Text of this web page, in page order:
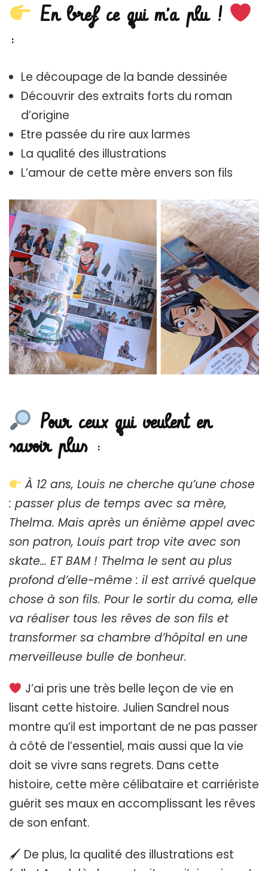
En bref ce qui m’a plu !
:
Le découpage de la bande dessinée
Découvrir des extraits forts du roman
d’origine
Etre passée du rire aux larmes
La qualité des illustrations
L’amour de cette mère envers son fils
Pour ceux qui veulent en
savoir plus:
À 12 ans, Louis ne cherche qu’une chose
: passer plus de temps avec sa mère,
Thelma. Mais après un énième appel avec
son patron, Louis part trop vite avec son
skate… ET BAM ! Thelma le sent au plus
profond d’elle-même : il est arrivé quelque
chose à son fils. Pour le sortir du coma, elle
va réaliser tous les rêves de son fils et
transformer sa chambre d’hôpital en une
merveilleuse bulle de bonheur.
J’ai pris une très belle leçon de vie en
lisant cette histoire. Julien Sandrel nous
montre qu’il est important de ne pas passer
à côté de l’essentiel, mais aussi que la vie
doit se vivre sans regrets. Dans cette
histoire, cette mère célibataire et carriériste
guérit ses maux en accomplissant les rêves
de son enfant.
🖌 De plus, la qualité des illustrations est